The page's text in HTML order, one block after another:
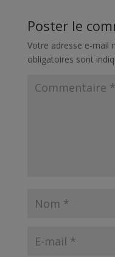
Poster le
Votre adresse e-mail
obligatoires sont